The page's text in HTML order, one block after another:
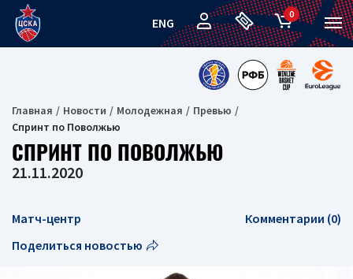
ENG
0
Главная Новости Молодежная
Превью
Спринт по Поволжью
СПРИНТ ПО ПОВОЛЖЬЮ
21.11.2020
Матч-центр
Комментарии (0)
Поделиться новостью